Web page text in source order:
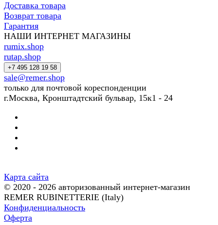
Доставка товара
Возврат товара
Гарантия
НАШИ ИНТЕРНЕТ МАГАЗИНЫ
rumix.shop
rutap.shop
+7 495 128 19 58
sale@remer.shop
только для почтовой кореспонденции
г.Москва, Кронштадтский бульвар, 15к1 - 24
Карта сайта
© 2020 - 2026 авторизованный интернет-магазин
REMER RUBINETTERIE (Italy)
Конфиденциальность
Оферта